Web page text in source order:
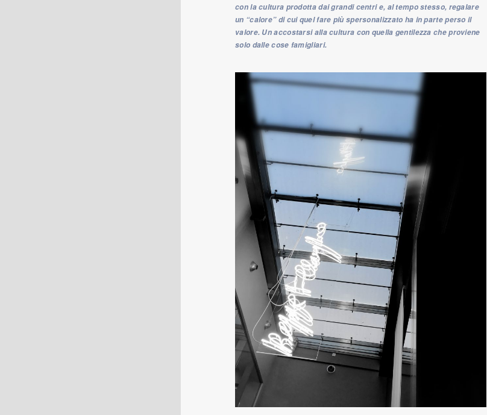
con la cultura prodotta dai grandi centri e, al tempo stesso, regalare
un “calore” di cui quel fare più spersonalizzato ha in parte perso il
valore. Un accostarsi alla cultura con quella gentilezza che proviene
solo dalle cose famigliari.